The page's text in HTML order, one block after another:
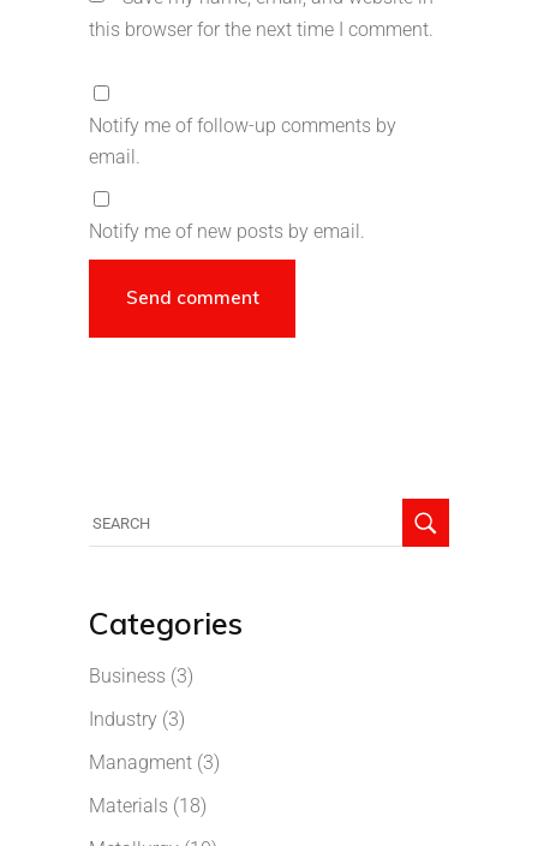
this browser for the next time I comment.
Notify me of follow-up comments by
email.
Notify me of new posts by email.
Categories
Business (3)
Industry (3)
Managment (3)
Materials (18)